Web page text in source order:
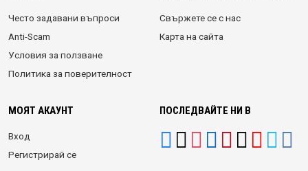
Често задавани въпроси
Anti-Scam
Условия за ползване
Политика за поверителност
Свържете се с нас
Карта на сайта
МОЯТ АКАУНТ
Вход
Регистрирай се
ПОСЛЕДВАЙТЕ НИ В